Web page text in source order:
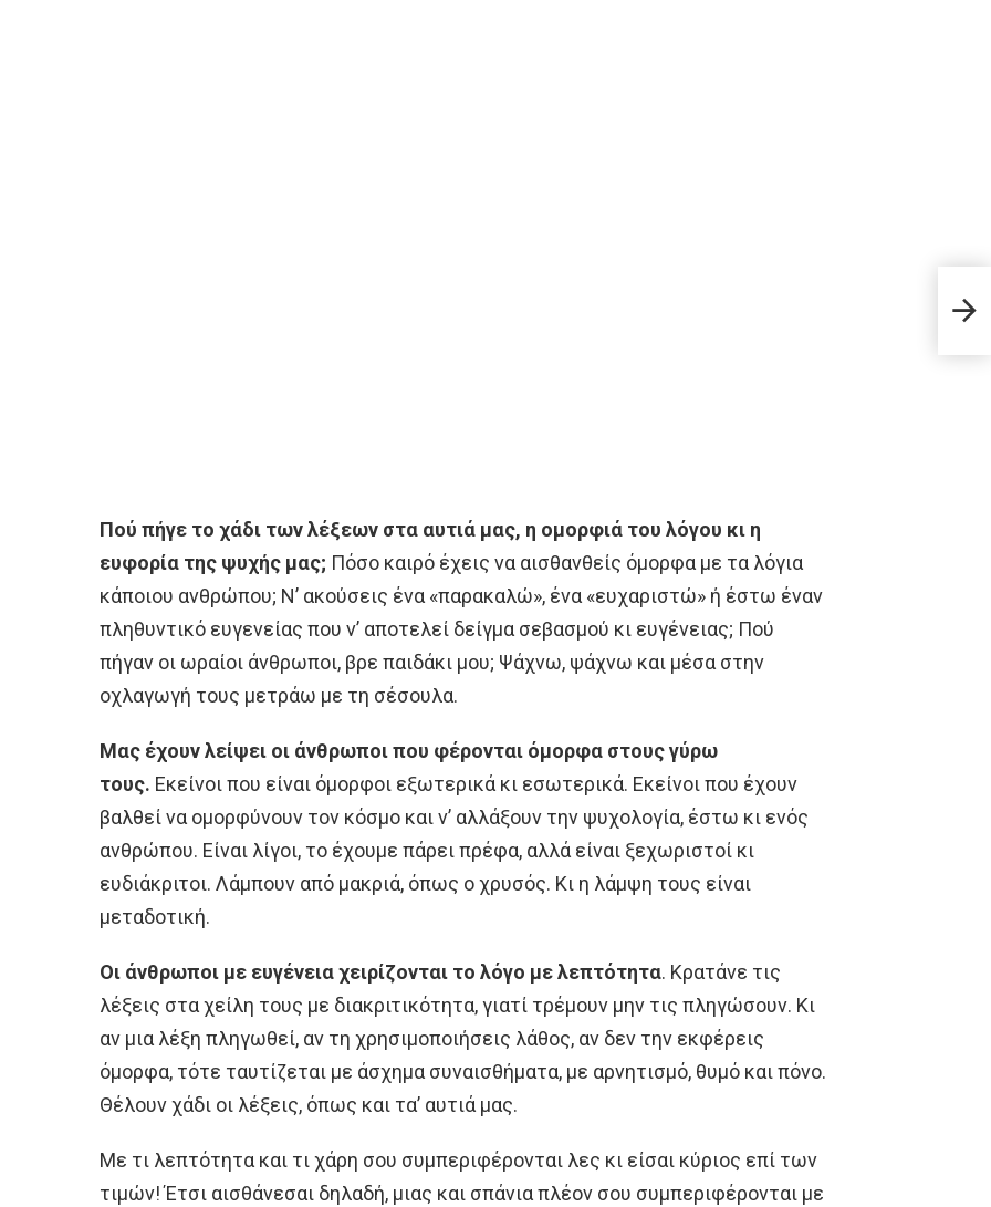
Πού πήγε το χάδι των λέξεων στα αυτιά μας, η ομορφιά του λόγου κι η
ευφορία της ψυχής μας; Πόσο καιρό έχεις να αισθανθείς όμορφα με τα λόγια
κάποιου ανθρώπου; Ν’ ακούσεις ένα «παρακαλώ», ένα «ευχαριστώ» ή έστω έναν
πληθυντικό ευγενείας που ν’ αποτελεί δείγμα σεβασμού κι ευγένειας; Πού
πήγαν οι ωραίοι άνθρωποι, βρε παιδάκι μου; Ψάχνω, ψάχνω και μέσα στην
οχλαγωγή τους μετράω με τη σέσουλα.
Μας έχουν λείψει οι άνθρωποι που φέρονται όμορφα στους γύρω
τους. Εκείνοι που είναι όμορφοι εξωτερικά κι εσωτερικά. Εκείνοι που έχουν
βαλθεί να ομορφύνουν τον κόσμο και ν’ αλλάξουν την ψυχολογία, έστω κι ενός
ανθρώπου. Είναι λίγοι, το έχουμε πάρει πρέφα, αλλά είναι ξεχωριστοί κι
ευδιάκριτοι. Λάμπουν από μακριά, όπως ο χρυσός. Κι η λάμψη τους είναι
μεταδοτική.
Οι άνθρωποι με ευγένεια χειρίζονται το λόγο με λεπτότητα. Κρατάνε τις
λέξεις στα χείλη τους με διακριτικότητα, γιατί τρέμουν μην τις πληγώσουν. Κι
αν μια λέξη πληγωθεί, αν τη χρησιμοποιήσεις λάθος, αν δεν την εκφέρεις
όμορφα, τότε ταυτίζεται με άσχημα συναισθήματα, με αρνητισμό, θυμό και πόνο.
Θέλουν χάδι οι λέξεις, όπως και τα’ αυτιά μας.
Με τι λεπτότητα και τι χάρη σου συμπεριφέρονται λες κι είσαι κύριος επί των
τιμών! Έτσι αισθάνεσαι δηλαδή, μιας και σπάνια πλέον σου συμπεριφέρονται με
Τι